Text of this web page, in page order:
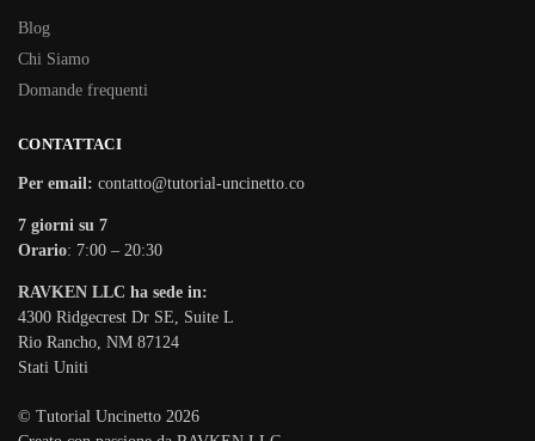
Blog
Chi Siamo
Domande frequenti
CONTATTACI
Per email: contatto@tutorial-uncinetto.co
7 giorni su 7
Orario: 7:00 – 20:30
RAVKEN LLC ha sede in:
4300 Ridgecrest Dr SE, Suite L
Rio Rancho, NM 87124
Stati Uniti
© Tutorial Uncinetto 2026